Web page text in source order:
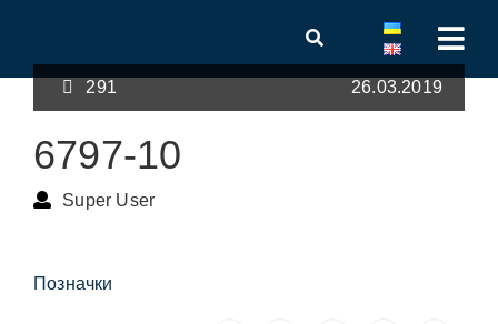
291 26.03.2019
6797-10
Super User
Позначки